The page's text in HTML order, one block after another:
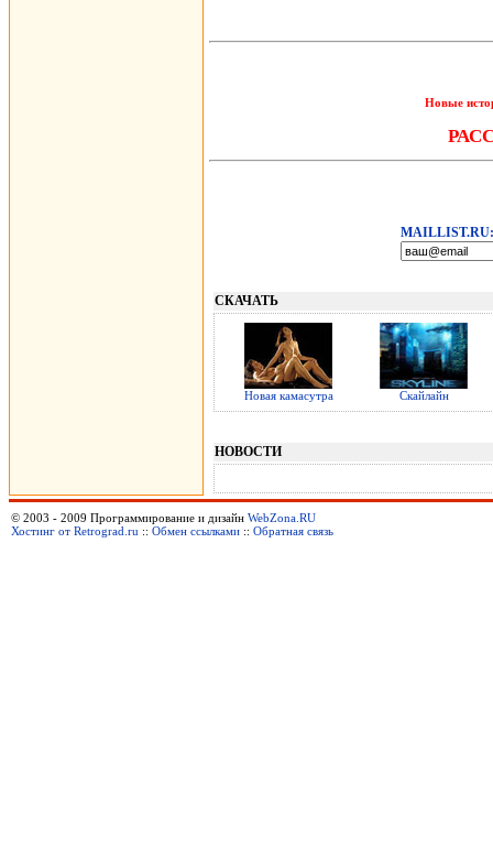
Новые
MAILLIST.RU:
СКАЧАТЬ
Новая камасутра Скайлайн
НОВОСТИ
© 2003 - 2009 Программирование и дизайн WebZona.RU
Хостинг от Retrograd.ru :: Обмен ссылками :: Обратная связь